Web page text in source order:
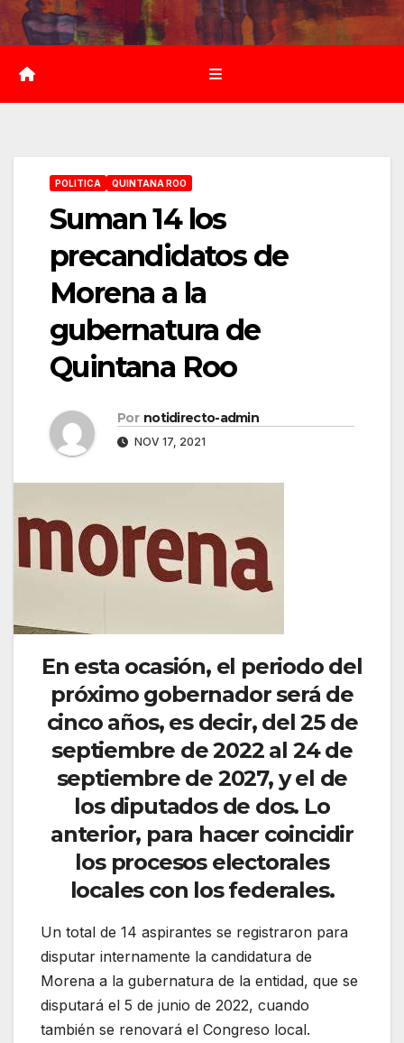
Saltar
al
contenido
POLITICA QUINTANA ROO
Suman 14 los
precandidatos de
Morena a la
gubernatura de
Quintana Roo
Por notidirecto-admin
NOV 17, 2021
En esta ocasión, el periodo del
próximo gobernador será de
cinco años, es decir, del 25 de
septiembre de 2022 al 24 de
septiembre de 2027, y el de
los diputados de dos. Lo
anterior, para hacer coincidir
los procesos electorales
locales con los federales.
Un total de 14 aspirantes se registraron para
disputar internamente la candidatura de
Morena a la gubernatura de la entidad, que se
disputará el 5 de junio de 2022, cuando
también se renovará el Congreso local.